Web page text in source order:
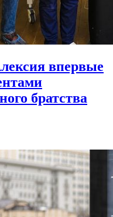
впервые
братства